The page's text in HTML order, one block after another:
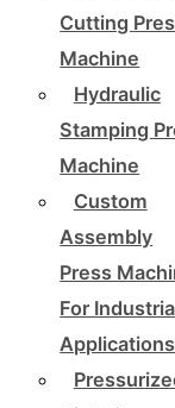
Cutting
Machine
Hydraulic
Stamping
Machine
Custom
Assembly
Press
For
Applications